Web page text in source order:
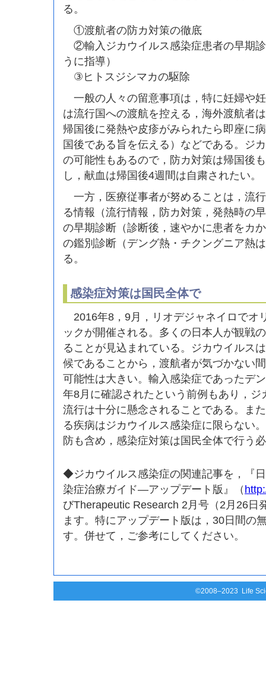
る。
①渡航者の防カ対策の徹底
②輸入ジカウイルス感染症患者の早期
うに指導）
③ヒトスジシマカの駆除
一般の人々の留意事項は，特に妊婦や
は流行国への渡航を控える，海外渡航者
帰国後に発熱や皮疹がみられたら即座に
国後である旨を伝える）などである。ジ
の可能性もあるので，防カ対策は帰国後
し，献血は帰国後4週間は自粛されたい。
一方，医療従事者が努めることは，流
る情報（流行情報，防カ対策，発熱時の
の早期診断（診断後，速やかに患者をカ
の鑑別診断（デング熱・チクングニア熱
る。
感染症対策は国民全体で
2016年8，9月，リオデジャネイロでオ
ックが開催される。多くの日本人が観戦
ることが見込まれている。ジカウイルス
候であることから，渡航者が気づかない
可能性は大きい。輸入感染症であったデ
年8月に確認されたという前例もあり，
流行は十分に懸念されることである。ま
る疾病はジカウイルス感染症に限らない
防も含め，感染症対策は国民全体で行う
◆ジカウイルス感染症の関連記事を，『
染症治療ガイド—アップデート版』（
びTherapeutic Research 2月号（2月26日
ます。特にアップデート版は，30日間の
す。併せて，ご参考にしてください。
©2008–2023 Life